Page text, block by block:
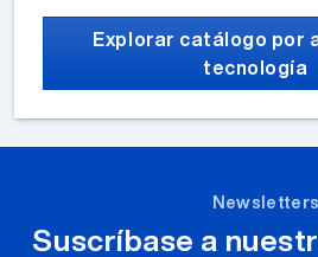
Explorar catálogo por
tecnología
Newsletters
Suscríbase a